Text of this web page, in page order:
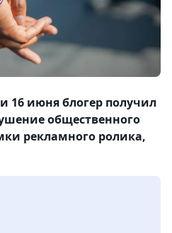
16 июня блогер получил
общественного
рекламного ролика,